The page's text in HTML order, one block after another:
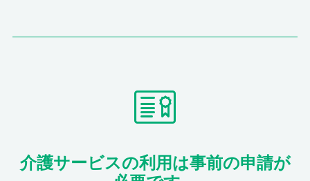
介護サービスの利用は事前の申請が